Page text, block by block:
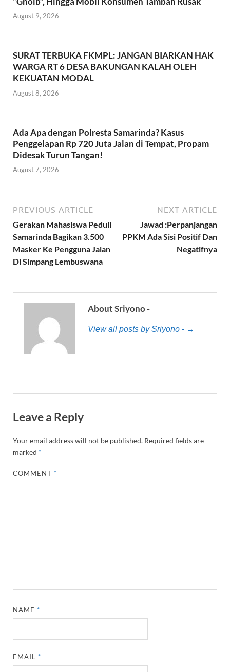
August 9, 2026
SURAT TERBUKA FKMPL: JANGAN BIARKAN HAK
WARGA RT 6 DESA BAKUNGAN KALAH OLEH
KEKUATAN MODAL
August 8, 2026
Ada Apa dengan Polresta Samarinda? Kasus
Penggelapan Rp 720 Juta Jalan di Tempat, Propam
Didesak Turun Tangan!
August 7, 2026
PREVIOUS ARTICLE
Gerakan Mahasiswa Peduli
Samarinda Bagikan 3.500
Masker Ke Pengguna Jalan
Di Simpang Lembuswana
NEXT ARTICLE
Jawad :Perpanjangan
PPKM Ada Sisi Positif Dan
Negatifnya
About Sriyono -
View all posts by Sriyono - →
Leave a Reply
Your email address will not be published. Required fields are
marked *
COMMENT*
NAME*
EMAIL*